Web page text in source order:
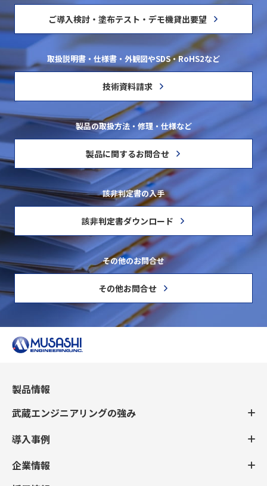
ご導入検討・塗布テスト・デモ機貸出要望
取扱説明書・仕様書・外観図やSDS・RoHS2など
技術資料請求
製品の取扱方法・修理・仕様など
製品に関するお問合せ
該非判定書の入手
該非判定書ダウンロード
その他のお問合せ
その他お問合せ
製品情報
武蔵エンジニアリングの強み
導入事例
企業情報